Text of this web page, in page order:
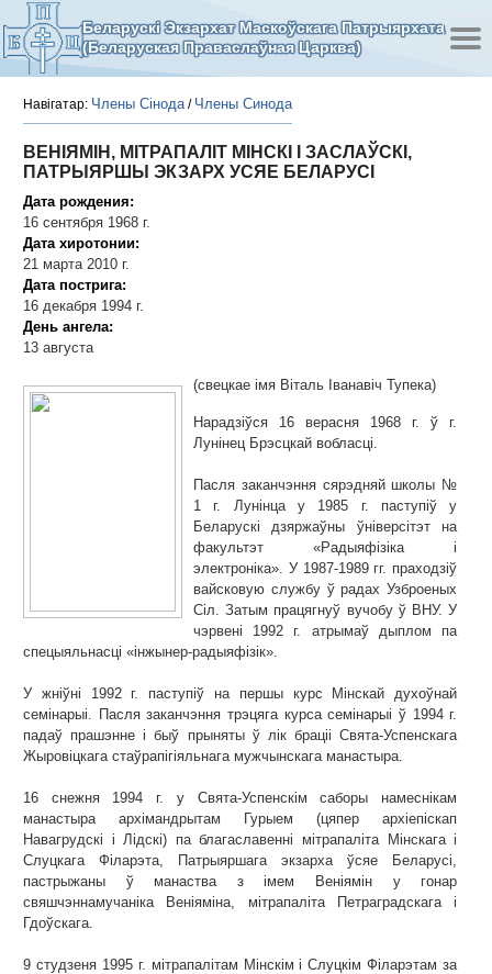
Беларускі Экзархат Маскоўскага Патрыярхата
(Беларуская Праваслаўная Царква)
Навігатар: Члены Сінода/ Члены Синода
ВЕНІЯМІН, МІТРАПАЛІТ МІНСКІ І ЗАСЛАЎСКІ,
ПАТРЫЯРШЫ ЭКЗАРХ УСЯЕ БЕЛАРУСІ
Дата рождения:
16 сентября 1968 г.
Дата хиротонии:
21 марта 2010 г.
Дата пострига:
16 декабря 1994 г.
День ангела:
13 августа
(свецкае імя Віталь Іванавіч Тупека)
Нарадзіўся 16 верасня 1968 г. ў г.
Лунінец Брэсцкай вобласці.
Пасля заканчэння сярэдняй школы №
1 г. Лунінца у 1985 г. паступіў у
Беларускі дзяржаўны ўніверсітэт на
факультэт «Радыяфізіка і
электроніка». У 1987-1989 гг. праходзіў
вайсковую службу ў радах Узброеных
Сіл. Затым працягнуў вучобу ў ВНУ. У
чэрвені 1992 г. атрымаў дыплом па
спецыяльнасці «інжынер-радыяфізік».
У жніўні 1992 г. паступіў на першы курс Мінскай духоўнай
семінарыі. Пасля заканчэння трэцяга курса семінарыі ў 1994 г.
падаў прашэнне і быў прыняты ў лік браціі Свята-Успенскага
Жыровіцкага стаўрапігіяльнага мужчынскага манастыра.
16 снежня 1994 г. у Свята-Успенскім саборы намеснікам
манастыра архімандрытам Гурыем (цяпер архіепіскап
Навагрудскі і Лідскі) па благаславенні мітрапаліта Мінскага і
Слуцкага Філарэта, Патрыяршага экзарха ўсяе Беларусі,
пастрыжаны ў манаства з імем Веніямін у гонар
свяшчэннамучаніка Веніяміна, мітрапаліта Петраградскага і
Гдоўскага.
9 студзеня 1995 г. мітрапалітам Мінскім і Слуцкім Філарэтам за